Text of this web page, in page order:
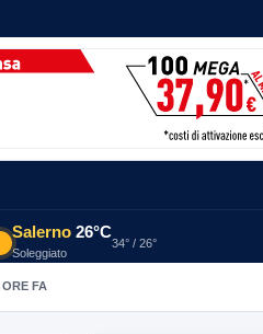
Salerno 26°C
Soleggiato
34° / 26°
ORE FA